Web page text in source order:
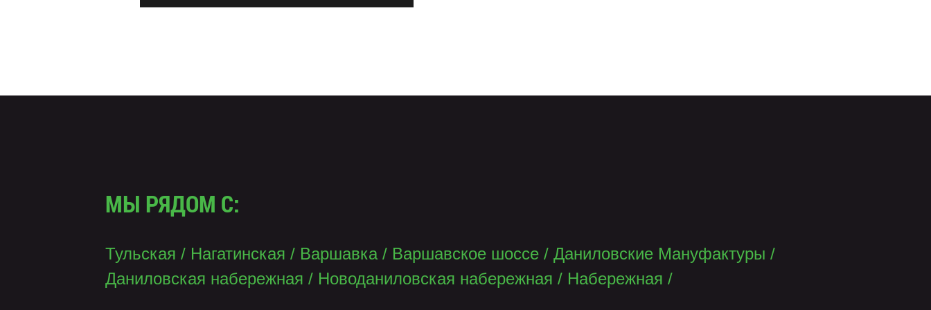
МЫ РЯДОМ С:
Тульская / Нагатинская / Варшавка/ Варшавское шоссе / Даниловские Мануфактуры /
Даниловская набережная / Новоданиловская набережная / Набережная /